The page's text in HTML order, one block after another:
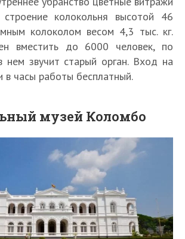
строение колокольня высотой 46
колоколом весом 4,3 тыс. кг.
вместить до 6000 человек, по
нем звучит старый орган. Вход на
в часы работы бесплатный.
музей Коломбо